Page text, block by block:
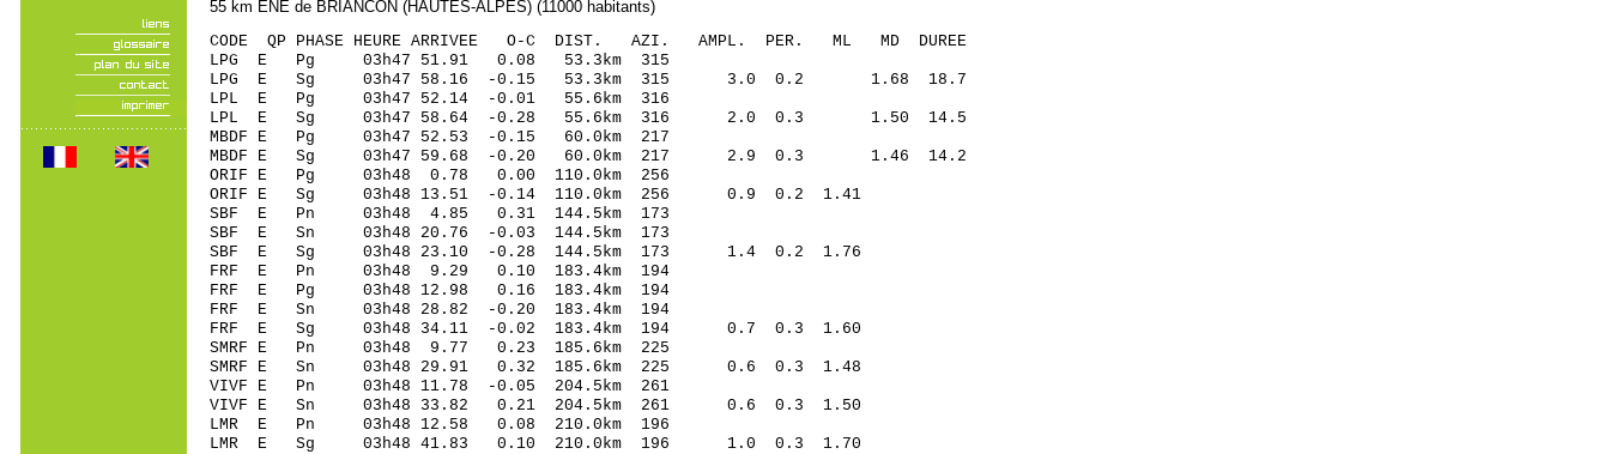
55 km ENE de BRIANCON (HAUTES-ALPES) (11000 habitants)
CODE QP PHASE HEURE ARRIVEE O-C DIST. AZI. AMPL. PER. ML MD DUREE
LPG E Pg 03h47 51.91 0.08 53.3km 315
LPG E Sg 03h47 58.16 -0.15 53.3km 315 3.0 0.2 1.68 18.7
LPL E Pg 03h47 52.14 -0.01 55.6km 316
LPL E Sg 03h47 58.64 -0.28 55.6km 316 2.0 0.3 1.50 14.5
MBDF E Pg 03h47 52.53 -0.15 60.0km 217
MBDF E Sg 03h47 59.68 -0.20 60.0km 217 2.9 0.3 1.46 14.2
ORIF E Pg 03h48 0.78 0.00 110.0km 256
ORIF E Sg 03h48 13.51 -0.14 110.0km 256 0.9 0.2 1.41
SBF E Pn 03h48 4.85 0.31 144.5km 173
SBF E Sn 03h48 20.76 -0.03 144.5km 173
SBF E Sg 03h48 23.10 -0.28 144.5km 173 1.4 0.2 1.76
FRF E Pn 03h48 9.29 0.10 183.4km 194
FRF E Pg 03h48 12.98 0.16 183.4km 194
FRF E Sn 03h48 28.82 -0.20 183.4km 194
FRF E Sg 03h48 34.11 -0.02 183.4km 194 0.7 0.3 1.60
SMRF E Pn 03h48 9.77 0.23 185.6km 225
SMRF E Sn 03h48 29.91 0.32 185.6km 225 0.6 0.3 1.48
VIVF E Pn 03h48 11.78 -0.05 204.5km 261
VIVF E Sn 03h48 33.82 0.21 204.5km 261 0.6 0.3 1.50
LMR E Pn 03h48 12.58 0.08 210.0km 196
LMR E Sg 03h48 41.83 0.10 210.0km 196 1.0 0.3 1.70